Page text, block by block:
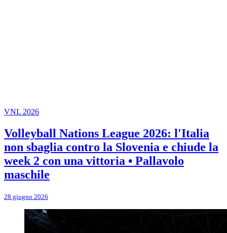
VNL 2026
Volleyball Nations League 2026: l'Italia
non sbaglia contro la Slovenia e chiude la
week 2 con una vittoria • Pallavolo
maschile
28 giugno 2026